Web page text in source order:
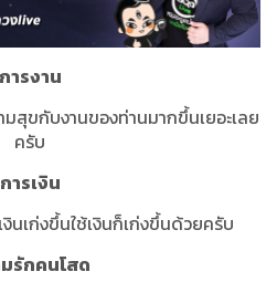
การงาน
สุขกับงานของท่านมากขึ้นเยอะเลย
ครับ
การเงิน
นเก่งขึ้นใช้เงินก็เก่งขึ้นด้วยครับ
รักคนโสด